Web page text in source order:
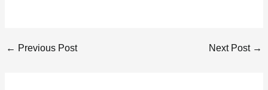
← Previous Post Next Post →